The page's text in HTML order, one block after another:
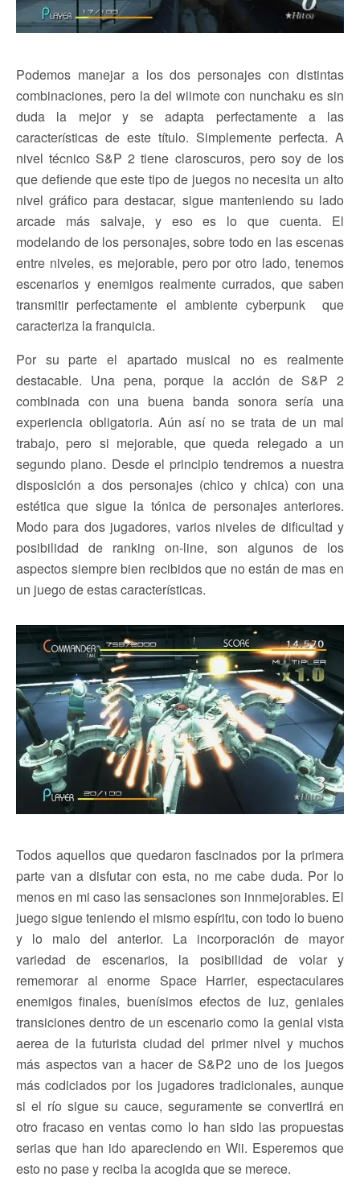
Podemos manejar a los dos personajes con distintas
combinaciones, pero la del wiimote con nunchaku es sin
duda la mejor y se adapta perfectamente a las
características de este título. Simplemente perfecta. A
nivel técnico S&P 2 tiene claroscuros, pero soy de los
que defiende que este tipo de juegos no necesita un alto
nivel gráfico para destacar, sigue manteniendo su lado
arcade más salvaje, y eso es lo que cuenta. El
modelando de los personajes, sobre todo en las escenas
entre niveles, es mejorable, pero por otro lado, tenemos
escenarios y enemigos realmente currados, que saben
transmitir perfectamente el ambiente cyberpunk que
caracteriza la franquicia.
Por su parte el apartado musical no es realmente
destacable. Una pena, porque la acción de S&P 2
combinada con una buena banda sonora sería una
experiencia obligatoria. Aún así no se trata de un mal
trabajo, pero si mejorable, que queda relegado a un
segundo plano. Desde el principio tendremos a nuestra
disposición a dos personajes (chico y chica) con una
estética que sigue la tónica de personajes anteriores.
Modo para dos jugadores, varios niveles de dificultad y
posibilidad de ranking on-line, son algunos de los
aspectos siempre bien recibidos que no están de mas en
un juego de estas características.
Todos aquellos que quedaron fascinados por la primera
parte van a disfutar con esta, no me cabe duda. Por lo
menos en mi caso las sensaciones son innmejorables. El
juego sigue teniendo el mismo espíritu, con todo lo bueno
y lo malo del anterior. La incorporación de mayor
variedad de escenarios, la posibilidad de volar y
rememorar al enorme Space Harrier, espectaculares
enemigos finales, buenísimos efectos de luz, geniales
transiciones dentro de un escenario como la genial vista
aerea de la futurista ciudad del primer nivel y muchos
más aspectos van a hacer de S&P2 uno de los juegos
más codiciados por los jugadores tradicionales, aunque
si el río sigue su cauce, seguramente se convertirá en
otro fracaso en ventas como lo han sido las propuestas
serias que han ido apareciendo en Wii. Esperemos que
esto no pase y reciba la acogida que se merece.